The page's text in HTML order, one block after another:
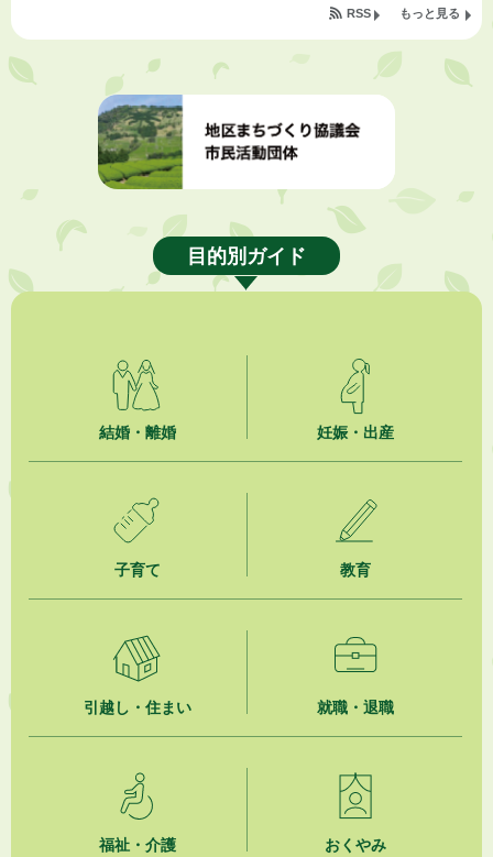
2026年8月5日
掛川市広告入り窓口封筒無償提供者募集
2026年8月4日
【日本DX大賞2026】ポスターセッション最優秀賞を受賞しました！
2026年8月4日
市民の勇気ある応急手当に感謝状を贈呈しました
夏季休暇期間 開業医等診療予定
企業版ふるさと納税（地方創生応援税制）のお願い
【参加者募集】プロ棋士から学ぼう！はじめての将棋教室
「かけがわ手話動画」で手話を学ぼう！
市民活動カレンダー（リスト形式）
今月の広報かけがわ
市議会だより 第100号 (令和8年8月1日発行)を掲載しました
もっと見る
RSS
目的別ガイド
結婚・離婚 妊娠・出産
子育て 教育
引越し・住まい 就職・退職
福祉・介護 おくやみ